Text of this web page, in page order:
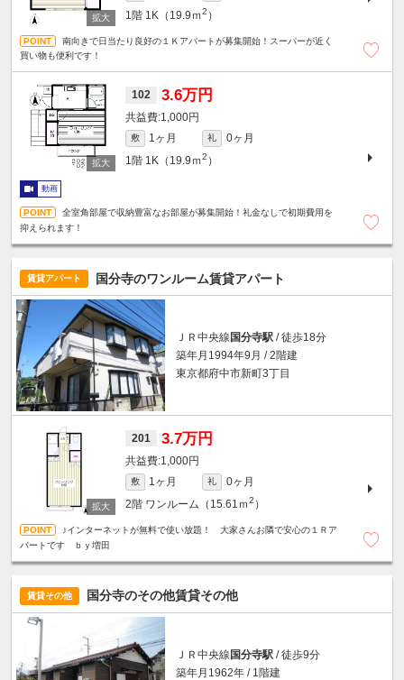
1階 1K（19.9ｍ2 ）
南向きで日当たり良好の１Ｋアパートが募集開始！スーパーが近く
買い物も便利です！
102 3.6万円
1,000円
敷 1ヶ月 礼
0ヶ月
1階 1K（19.9ｍ2 ）
動画
全室角部屋で収納豊富なお部屋が募集開始！礼金なしで初期費用を
抑えられます！
賃貸アパート 国分寺のワンルーム賃貸アパート
ＪＲ中央線 国分寺駅 / 徒歩18分
築年月1994年9月 / 2階建
東京都府中市新町3丁目
201 3.7万円
1,000円
敷 1ヶ月 礼
0ヶ月
2階 ワンルーム（15.61ｍ2 ）
♪インターネットが無料で使い放題！ 大家さんお隣で安心の１Ｒア
パートです ｂｙ増田
賃貸その他 国分寺のその他賃貸その他
ＪＲ中央線国分寺駅 / 徒歩9分
築年月1962年 / 1階建